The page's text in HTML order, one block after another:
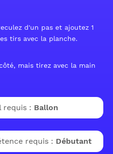
d'un pas et ajoutez 1
tirs avec la planche.
mais tirez avec la main
requis : Ballon
requis : Débutant